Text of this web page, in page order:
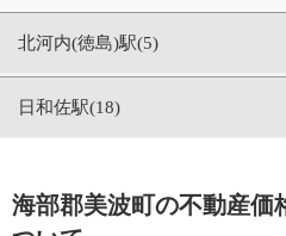
北河内(徳島)駅(5)
日和佐駅(18)
海部郡美波町の不動産価